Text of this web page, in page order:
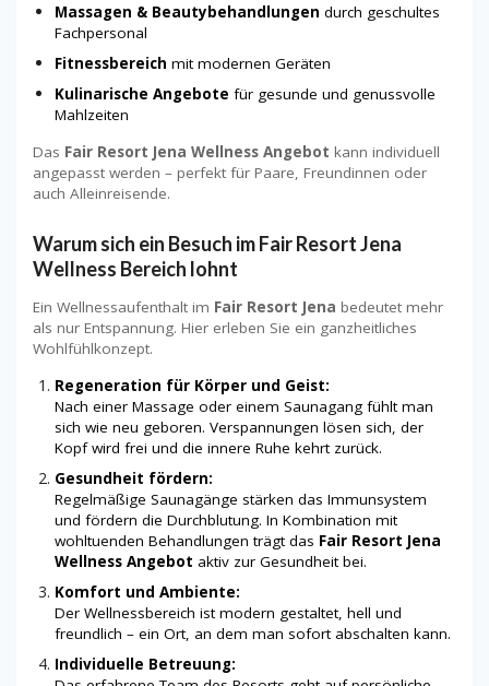
Massagen & Beautybehandlungen durch geschultes
Fachpersonal
Fitnessbereich mit modernen Geräten
Kulinarische Angebote für gesunde und genussvolle
Mahlzeiten
Das Fair Resort Jena Wellness Angebot kann individuell
angepasst werden – perfekt für Paare, Freundinnen oder
auch Alleinreisende.
Warum sich ein Besuch imFair Resort Jena
Wellness Bereich lohnt
Ein Wellnessaufenthalt im Fair Resort Jena bedeutet mehr
als nur Entspannung. Hier erleben Sie ein ganzheitliches
Wohlfühlkonzept.
Regeneration für Körper und Geist:
Nach einer Massage oder einem Saunagang fühlt man
sich wie neu geboren. Verspannungen lösen sich, der
Kopf wird frei und die innere Ruhe kehrt zurück.
Gesundheit fördern:
Regelmäßige Saunagänge stärken das Immunsystem
und fördern die Durchblutung. In Kombination mit
wohltuenden Behandlungen trägt das Fair Resort Jena
Wellness Angebot aktiv zur Gesundheit bei.
Komfort und Ambiente:
Der Wellnessbereich ist modern gestaltet, hell und
freundlich – ein Ort, an dem man sofort abschalten kann.
Individuelle Betreuung: